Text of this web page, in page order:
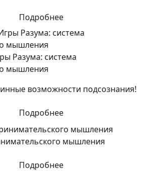
Подробнее
Разума: система
мышления
возможности подсознания!
Подробнее
мышления
Подробнее